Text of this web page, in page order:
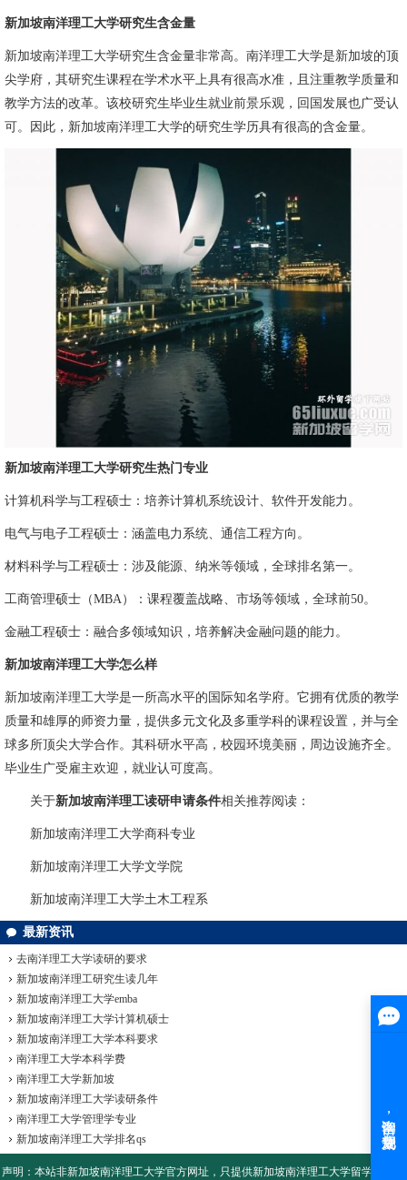
新加坡南洋理工大学研究生含金量
新加坡南洋理工大学研究生含金量非常高。南洋理工大学是新加坡的顶
尖学府，其研究生课程在学术水平上具有很高水准，且注重教学质量和
教学方法的改革。该校研究生毕业生就业前景乐观，回国发展也广受认
可。因此，新加坡南洋理工大学的研究生学历具有很高的含金量。
新加坡南洋理工大学研究生热门专业
计算机科学与工程硕士：培养计算机系统设计、软件开发能力。
电气与电子工程硕士：涵盖电力系统、通信工程方向。
材料科学与工程硕士：涉及能源、纳米等领域，全球排名第一。
工商管理硕士（MBA）：课程覆盖战略、市场等领域，全球前50。
金融工程硕士：融合多领域知识，培养解决金融问题的能力。
新加坡南洋理工大学怎么样
新加坡南洋理工大学是一所高水平的国际知名学府。它拥有优质的教学
质量和雄厚的师资力量，提供多元文化及多重学科的课程设置，并与全
球多所顶尖大学合作。其科研水平高，校园环境美丽，周边设施齐全。
毕业生广受雇主欢迎，就业认可度高。
关于新加坡南洋理工读研申请条件相关推荐阅读：
新加坡南洋理工大学商科专业
新加坡南洋理工大学文学院
新加坡南洋理工大学土木工程系
最新资讯
去南洋理工大学读研的要求
新加坡南洋理工研究生读几年
新加坡南洋理工大学emba
新加坡南洋理工大学计算机硕士
新加坡南洋理工大学本科要求
南洋理工大学本科学费
南洋理工大学新加坡
新加坡南洋理工大学读研条件
南洋理工大学管理学专业
新加坡南洋理工大学排名qs
声明：本站非新加坡南洋理工大学官方网址，只提供新加坡南洋理工大学留学咨询和